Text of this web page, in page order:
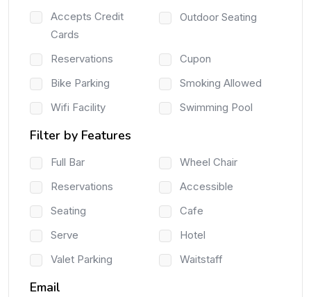
Accepts Credit
Cards
Outdoor Seating
Reservations
Cupon
Bike Parking
Smoking Allowed
Wifi Facility
Swimming Pool
Filter by Features
Full Bar
Wheel Chair
Reservations
Accessible
Seating
Cafe
Serve
Hotel
Valet Parking
Waitstaff
Email